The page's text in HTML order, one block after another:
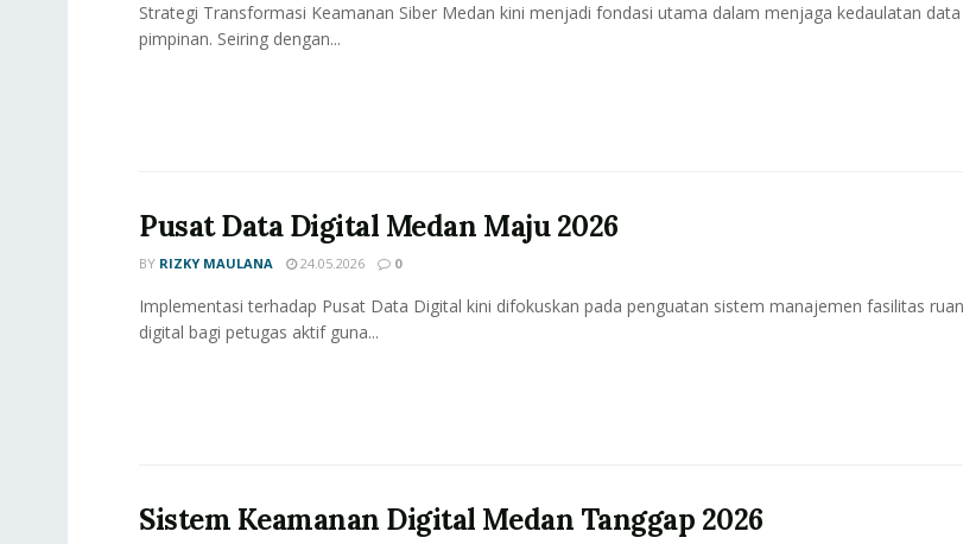
Strategi Transformasi Keamanan Siber Medan kini menjadi fondasi utama dalam menjaga kedaulatan
pimpinan. Seiring dengan...
Pusat Data Digital Medan Maju 2026
BY RIZKY MAULANA 24.05.2026 0
Implementasi terhadap Pusat Data Digital kini difokuskan pada penguatan sistem manajemen fasilitas
digital bagi petugas aktif guna...
Sistem Keamanan Digital Medan Tanggap 2026